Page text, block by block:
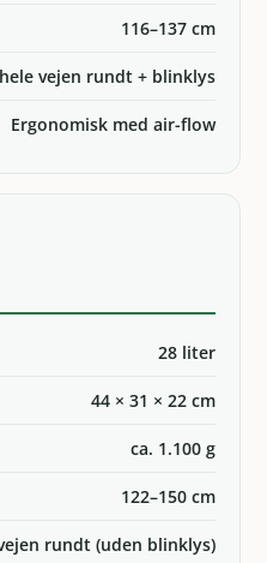
116–137 cm
vejen rundt + blinklys
Ergonomisk med air-flow
28 liter
44 × 31 × 22 cm
ca. 1.100 g
122–150 cm
rundt (uden blinklys)